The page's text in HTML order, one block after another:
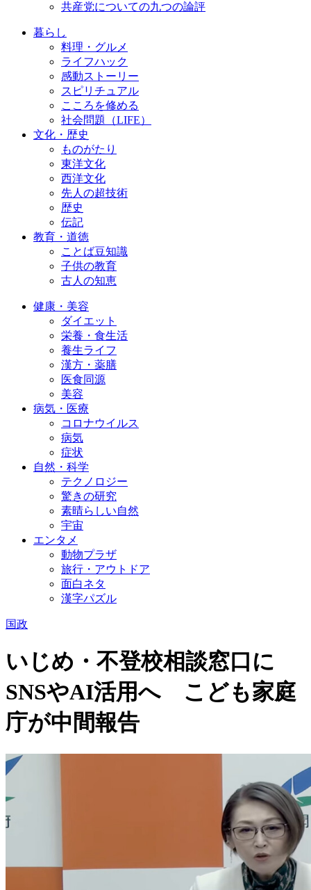
共産党についての九つの論評
暮らし
料理・グルメ
ライフハック
感動ストーリー
スピリチュアル
こころを修める
社会問題（LIFE）
文化・歴史
ものがたり
東洋文化
西洋文化
先人の超技術
歴史
伝記
教育・道徳
ことば豆知識
子供の教育
古人の知恵
健康・美容
ダイエット
栄養・食生活
養生ライフ
漢方・薬膳
医食同源
美容
病気・医療
コロナウイルス
病気
症状
自然・科学
テクノロジー
驚きの研究
素晴らしい自然
宇宙
エンタメ
動物プラザ
旅行・アウトドア
面白ネタ
漢字パズル
国政
いじめ・不登校相談窓口に
SNSやAI活用へ こども家庭
庁が中間報告